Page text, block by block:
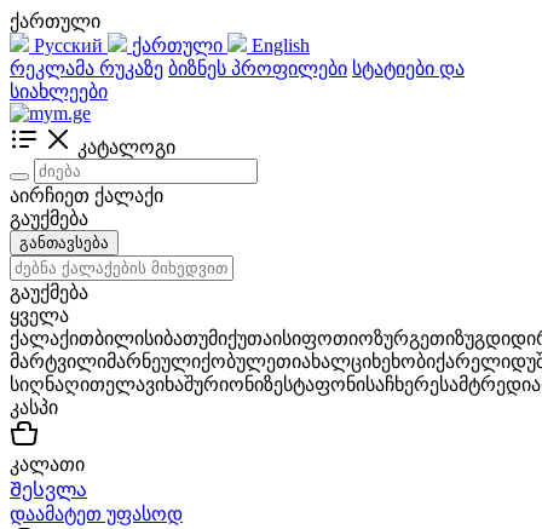
ქართული
Русский
ქართული
English
რეკლამა რუკაზე ბიზნეს პროფილები სტატიები და
სიახლეები
კატალოგი
აირჩიეთ ქალაქი
გაუქმება
განთავსება
გაუქმება
ყველა
ქალაქითბილისიბათუმიქუთაისიფოთიოზურგეთიზუგდიდი
მარტვილიმარნეულიქობულეთიახალციხეხობიქარელი
სიღნაღითელავიხაშურიონიზესტაფონისაჩხერესამტრედია
კასპი
კალათი
Შესვლა
დაამატეთ უფასოდ